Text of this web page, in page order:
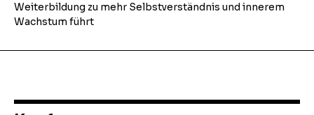
Weiterbildung zu mehr Selbstverständnis und innerem
Wachstum führt